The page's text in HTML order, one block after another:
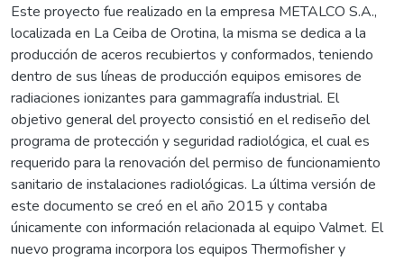
Este proyecto fue realizado en la empresa METALCO S.A.,
localizada en La Ceiba de Orotina, la misma se dedica a la
producción de aceros recubiertos y conformados, teniendo
dentro de sus líneas de producción equipos emisores de
radiaciones ionizantes para gammagrafía industrial. El
objetivo general del proyecto consistió en el rediseño del
programa de protección y seguridad radiológica, el cual es
requerido para la renovación del permiso de funcionamiento
sanitario de instalaciones radiológicas. La última versión de
este documento se creó en el año 2015 y contaba
únicamente con información relacionada al equipo Valmet. El
nuevo programa incorpora los equipos Thermofisher y